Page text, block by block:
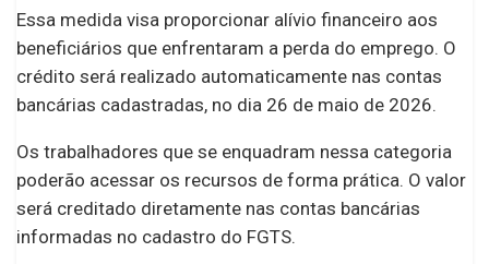
Essa medida visa proporcionar alívio financeiro aos
beneficiários que enfrentaram a perda do emprego. O
crédito será realizado automaticamente nas contas
bancárias cadastradas, no dia 26 de maio de 2026.
Os trabalhadores que se enquadram nessa categoria
poderão acessar os recursos de forma prática. O valor
será creditado diretamente nas contas bancárias
informadas no cadastro do FGTS.